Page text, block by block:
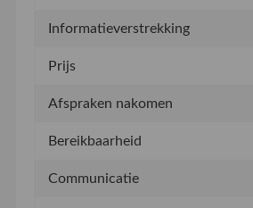
Informatieverstrekking
Prijs
Afspraken nakomen
Bereikbaarheid
Communicatie